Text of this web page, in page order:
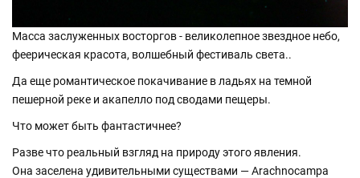
Масса заслуженных восторгов - великолепное звездное небо,
феерическая красота, волшебный фестиваль света..
Да еще романтическое покачивание в ладьях на темной
пешерной реке и акапелло под сводами пещеры.
Что может быть фантастичнее?
Разве что реальный взгляд на природу этого явления.
Она заселена удивительными существами — Arachnocampa